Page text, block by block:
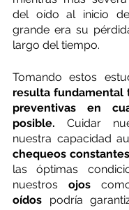
del oído al inicio
grande era su
largo del tiempo.
resulta fundamental
preventivas en
posible. Cuidar
chequeos constantes
las óptimas
nuestros ojos
oídos podría